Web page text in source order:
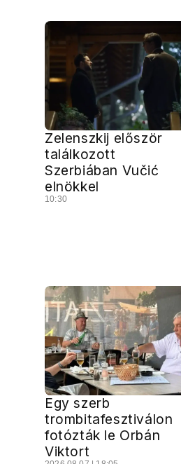
Zelenszkij először
találkozott
Szerbiában Vučić
elnökkel
10:30
Egy szerb
trombitafesztiválon
fotózták le Orbán
Viktort